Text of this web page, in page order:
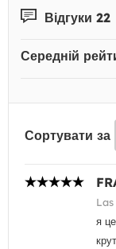
Відгуки 22
Середній
Сортувати за
я